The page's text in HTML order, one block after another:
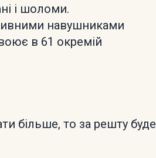
і шоломи.
навушниками
в 61 окремій
більше, то за решту буде